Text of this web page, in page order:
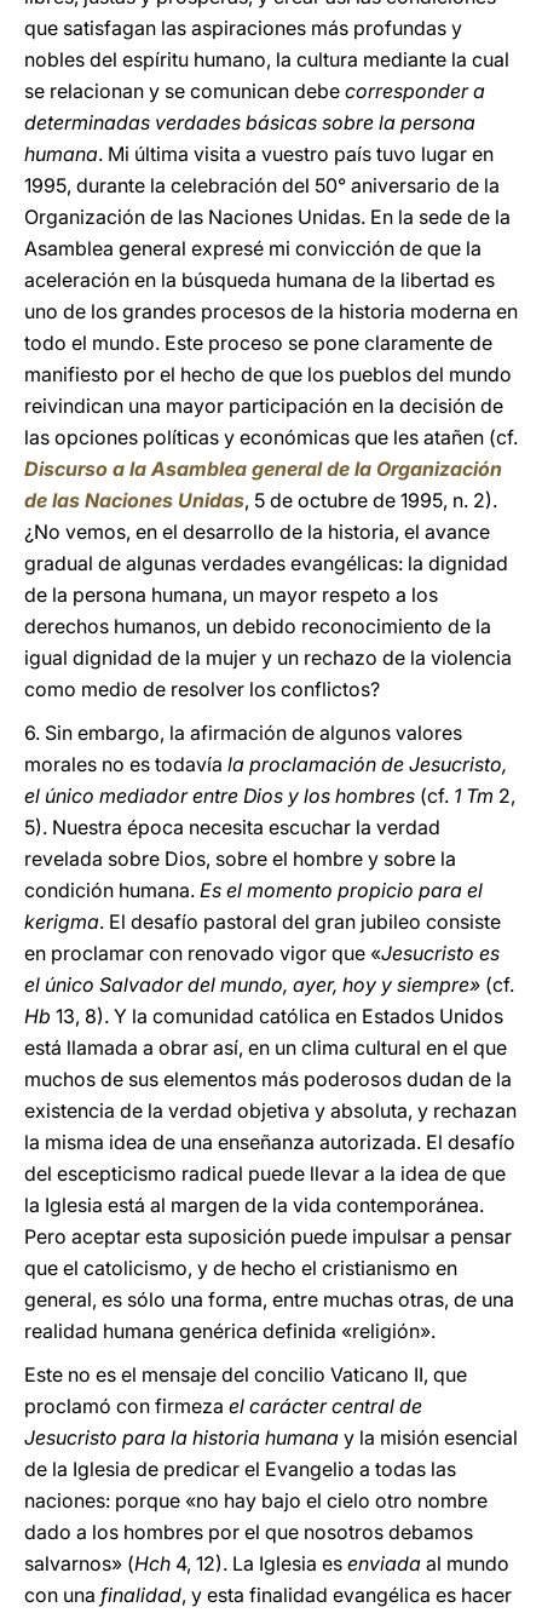
que satisfagan las aspiraciones más profundas y
nobles del espíritu humano, la cultura mediante la cual
se relacionan y se comunican debe corresponder a
determinadas verdades básicas sobre la persona
humana. Mi última visita a vuestro país tuvo lugar en
1995, durante la celebración del 50° aniversario de la
Organización de las Naciones Unidas. En la sede de la
Asamblea general expresé mi convicción de que la
aceleración en la búsqueda humana de la libertad es
uno de los grandes procesos de la historia moderna en
todo el mundo. Este proceso se pone claramente de
manifiesto por el hecho de que los pueblos del mundo
reivindican una mayor participación en la decisión de
las opciones políticas y económicas que les atañen (cf.
Discurso a la Asamblea general de la Organización
de las Naciones Unidas, 5 de octubre de 1995, n. 2).
¿No vemos, en el desarrollo de la historia, el avance
gradual de algunas verdades evangélicas: la dignidad
de la persona humana, un mayor respeto a los
derechos humanos, un debido reconocimiento de la
igual dignidad de la mujer y un rechazo de la violencia
como medio de resolver los conflictos?
6. Sin embargo, la afirmación de algunos valores
morales no es todavía la proclamación de Jesucristo,
el único mediador entre Dios y los hombres (cf. 1 Tm 2,
5). Nuestra época necesita escuchar la verdad
revelada sobre Dios, sobre el hombre y sobre la
condición humana. Es el momento propicio para el
kerigma. El desafío pastoral del gran jubileo consiste
en proclamar con renovado vigor que «Jesucristo es
el único Salvador del mundo, ayer, hoy y siempre» (cf.
Hb 13, 8). Y la comunidad católica en Estados Unidos
está llamada a obrar así, en un clima cultural en el que
muchos de sus elementos más poderosos dudan de la
existencia de la verdad objetiva y absoluta, y rechazan
la misma idea de una enseñanza autorizada. El desafío
del escepticismo radical puede llevar a la idea de que
la Iglesia está al margen de la vida contemporánea.
Pero aceptar esta suposición puede impulsar a pensar
que el catolicismo, y de hecho el cristianismo en
general, es sólo una forma, entre muchas otras, de una
realidad humana genérica definida «religión».
Este no es el mensaje del concilio Vaticano II, que
proclamó con firmeza el carácter central de
Jesucristo para la historia humana y la misión esencial
de la Iglesia de predicar el Evangelio a todas las
naciones: porque «no hay bajo el cielo otro nombre
dado a los hombres por el que nosotros debamos
salvarnos» (Hch 4, 12). La Iglesia es enviada al mundo
con una finalidad, y esta finalidad evangélica es hacer